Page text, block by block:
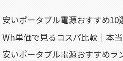
安いポータブル電源おすすめ10
Wh単価で見るコスパ比較｜本
安いポータブル電源おすすめラ